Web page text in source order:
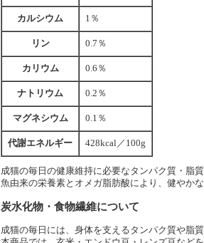
カルシウム 1％
リン 0.7％
カリウム 0.6％
ナトリウム 0.2％
マグネシウム 0.1％
代謝エネルギー 428kcal／100g
成猫の毎日の健康維持に必要なタンパク質・脂
魚由来の栄養素とオメガ脂肪酸により、健やか
炭水化物・食物繊維について
成猫の毎日には、身体を支えるタンパク質や脂